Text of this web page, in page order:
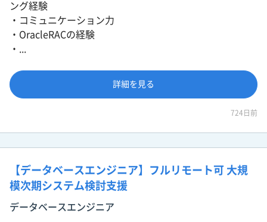
ング経験
・コミュニケーション力
・OracleRACの経験
・...
詳細を見る
724日前
【データベースエンジニア】フルリモート可 大規
模次期システム検討支援
データベースエンジニア